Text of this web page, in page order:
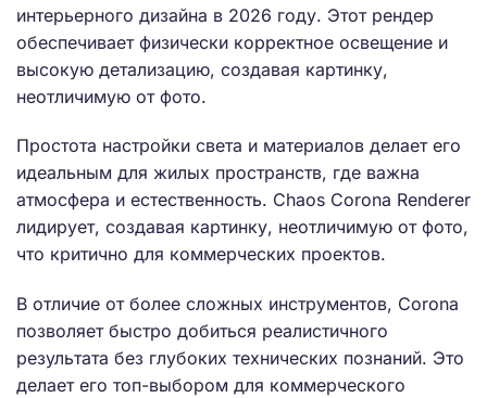
интерьерного дизайна в 2026 году. Этот рендер
обеспечивает физически корректное освещение и
высокую детализацию, создавая картинку,
неотличимую от фото.
Простота настройки света и материалов делает его
идеальным для жилых пространств, где важна
атмосфера и естественность. Chaos Corona Renderer
лидирует, создавая картинку, неотличимую от фото,
что критично для коммерческих проектов.
В отличие от более сложных инструментов, Corona
позволяет быстро добиться реалистичного
результата без глубоких технических познаний. Это
делает его топ-выбором для коммерческого